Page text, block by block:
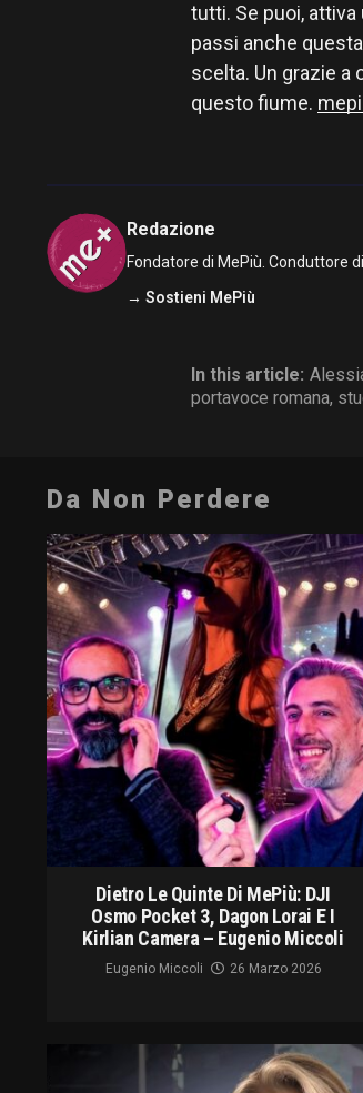
tutti. Se puoi,
passi anche
scelta. Un grazie a
questo fiume.
Redazione
Fondatore di MePiù. Conduttore
→ Sostieni MePiù
In this article:
portavoce romana,
Da Non Perdere
Dietro Le Quinte Di MePiù: DJI
Osmo Pocket 3, Dagon Lorai E I
Kirlian Camera – Eugenio Miccoli
Eugenio Miccoli 26 Marzo 2026